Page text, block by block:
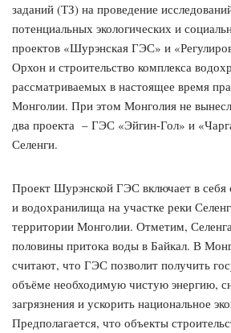
заданий (ТЗ) на проведение
потенциальных экологических и
проектов «Шурэнская ГЭС» и
Орхон и строительство комплекса
рассматриваемых в настоящее время
Монголии. При этом Монголия не
два проекта – ГЭС «Эйгин-Гол» и
Селенги.
Проект Шурэнской ГЭС включает в
и водохранилища на участке реки
территории Монголии. Отметим,
половины притока воды в Байкал. В
считают, что ГЭС позволит получить
объёме необходимую чистую энергию,
загрязнения и ускорить национальное
Предполагается, что объекты